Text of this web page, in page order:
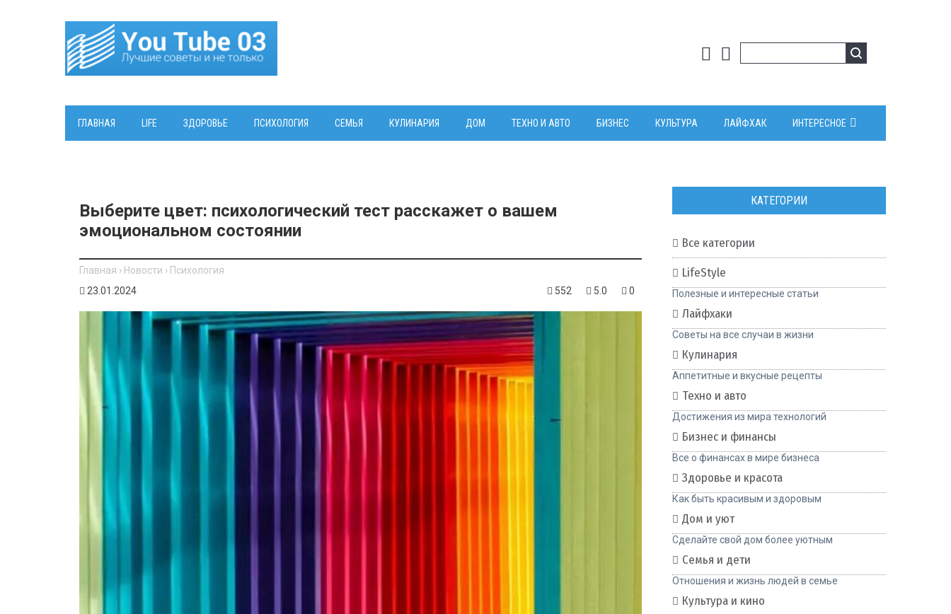
ГЛАВНАЯ LIFE ЗДОРОВЬЕ ПСИХОЛОГИЯ СЕМЬЯ КУЛИНАРИЯ ДОМ ТЕХНО И АВТО БИЗНЕС КУЛЬТУРА ЛАЙФХАК ИНТЕРЕСНОЕ
Выберите цвет: психологический тест расскажет о вашем
эмоциональном состоянии
Главная › Новости › Психология
23.01.2024
552 5.0 0
КАТЕГОРИИ
Все категории
LifeStyle
Полезные и интересные статьи
Лайфхаки
Советы на все случаи в жизни
Кулинария
Аппетитные и вкусные рецепты
Техно и авто
Достижения из мира технологий
Бизнес и финансы
Все о финансах в мире бизнеса
Здоровье и красота
Как быть красивым и здоровым
Дом и уют
Сделайте свой дом более уютным
Семья и дети
Отношения и жизнь людей в семье
Культура и кино